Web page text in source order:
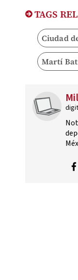
TAGS
Ciudad
Martí